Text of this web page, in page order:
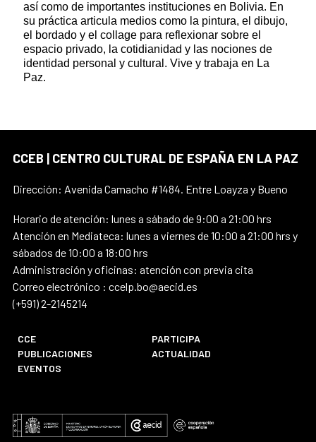
así como de importantes instituciones en Bolivia. En
su práctica articula medios como la pintura, el dibujo,
el bordado y el collage para reflexionar sobre el
espacio privado, la cotidianidad y las nociones de
identidad personal y cultural. Vive y trabaja en La
Paz.
CCEB | CENTRO CULTURAL DE ESPAÑA EN LA PAZ
Dirección: Avenida Camacho #1484. Entre Loayza y Bueno
Horario de atención: lunes a sábado de 9:00 a 21:00 hrs
Atención en Mediateca: lunes a viernes de 10:00 a 21:00 hrs y
sábados de 10:00 a 18:00 hrs
Administración y oficinas: atención con previa cita
Correo electrónico : ccelp.bo@aecid.es
(+591) 2-2145214
CCE
PARTICIPA
PUBLICACIONES
ACTUALIDAD
EVENTOS